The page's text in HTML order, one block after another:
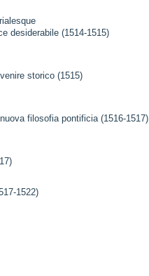
desiderabile (1514-1515)
storico (1515)
filosofia pontificia (1516-1517)
1522)